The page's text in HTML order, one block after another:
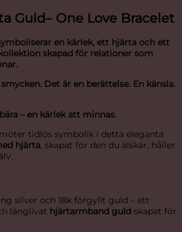
Guld– One Love Bracelet
en kärlek, ett hjärta och ett
skapad för relationer som
Det är en berättelse. En känsla.
– en kärlek att minnas.
tidlös symbolik i detta eleganta
hjärta, skapat för den du älskar, håller
silver och 18k förgyllt guld – ett
långlivat hjärtarmband guld skapat för